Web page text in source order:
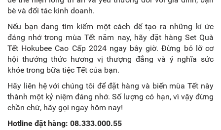
bè và đối tác kinh doanh.
Nếu bạn đang tìm kiếm một cách để tạo ra những kí ức
đáng nhớ trong mùa Tết năm nay, hãy đặt hàng Set Quà
Tết Hokubee Cao Cấp 2024 ngay bây giờ. Đừng bỏ lỡ cơ
hội thưởng thức hương vị thượng đẳng và ý nghĩa sức
khỏe trong bữa tiệc Tết của bạn.
Hãy liên hệ với chúng tôi để đặt hàng và biến mùa Tết này
thành một kỷ niệm đáng nhớ. Số lượng có hạn, vì vậy đừng
chần chừ, hãy gọi ngay hôm nay!
Hotline đặt hàng: 08.333.000.55